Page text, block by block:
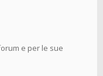
e per le sue